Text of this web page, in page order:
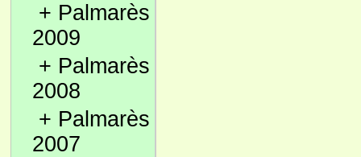
+ Palmarès
2009
+ Palmarès
2008
+ Palmarès
2007